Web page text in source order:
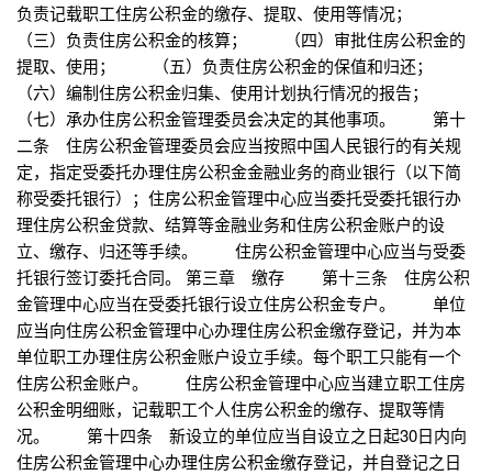
负责记载职工住房公积金的缴存、提取、使用等情况；
（三）负责住房公积金的核算； （四）审批住房公积金的
提取、使用； （五）负责住房公积金的保值和归还；
（六）编制住房公积金归集、使用计划执行情况的报告；
（七）承办住房公积金管理委员会决定的其他事项。 第十
二条 住房公积金管理委员会应当按照中国人民银行的有关规
定，指定受委托办理住房公积金金融业务的商业银行（以下简
称受委托银行）；住房公积金管理中心应当委托受委托银行办
理住房公积金贷款、结算等金融业务和住房公积金账户的设
立、缴存、归还等手续。 住房公积金管理中心应当与受委
托银行签订委托合同。 第三章 缴存 第十三条 住房公积
金管理中心应当在受委托银行设立住房公积金专户。 单位
应当向住房公积金管理中心办理住房公积金缴存登记，并为本
单位职工办理住房公积金账户设立手续。每个职工只能有一个
住房公积金账户。 住房公积金管理中心应当建立职工住房
公积金明细账，记载职工个人住房公积金的缴存、提取等情
况。 第十四条 新设立的单位应当自设立之日起30日内向
住房公积金管理中心办理住房公积金缴存登记，并自登记之日